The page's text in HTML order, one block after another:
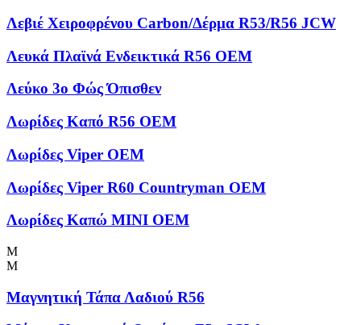
Λεβιέ Χειροφρένου Carbon/Δέρμα R53/R56 JCW
Λευκά Πλαϊνά Ενδεικτικά R56 OEM
Λεύκο 3ο Φώς Όπισθεν
Λωρίδες Kαπό R56 OEM
Λωρίδες Viper OEM
Λωρίδες Viper R60 Countryman OEM
Λωρίδες Καπώ MINI OEM
Μ
Μ
Μαγνητική Τάπα Λαδιού R56